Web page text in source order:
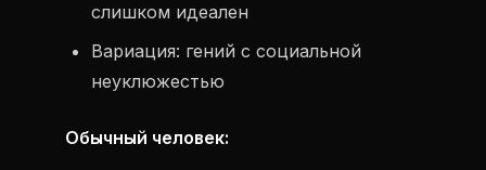
слишком идеален
Вариация: гений с социальной
неуклюжестью
Обычный человек: